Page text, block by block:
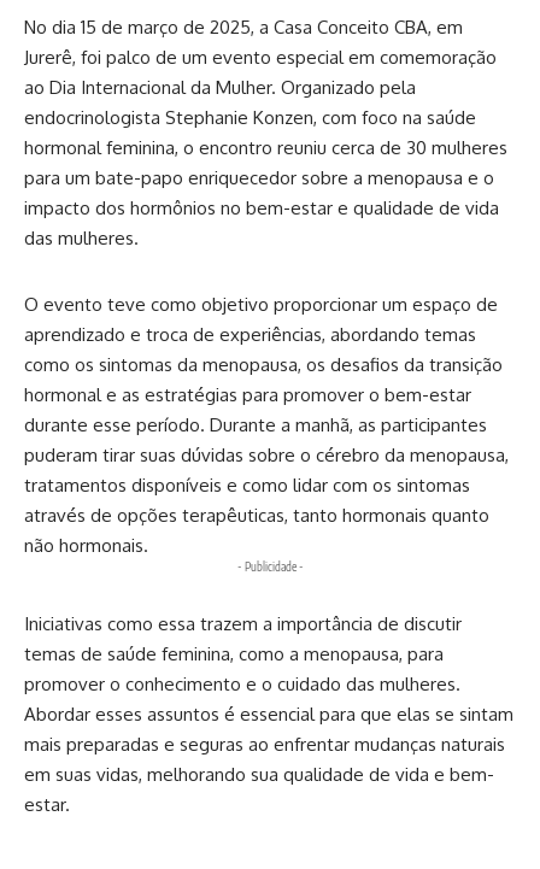
No dia 15 de março de 2025, a Casa Conceito CBA, em
Jurerê, foi palco de um evento especial em comemoração
ao Dia Internacional da Mulher. Organizado pela
endocrinologista Stephanie Konzen, com foco na saúde
hormonal feminina, o encontro reuniu cerca de 30 mulheres
para um bate-papo enriquecedor sobre a menopausa e o
impacto dos hormônios no bem-estar e qualidade de vida
das mulheres.
O evento teve como objetivo proporcionar um espaço de
aprendizado e troca de experiências, abordando temas
como os sintomas da menopausa, os desafios da transição
hormonal e as estratégias para promover o bem-estar
durante esse período. Durante a manhã, as participantes
puderam tirar suas dúvidas sobre o cérebro da menopausa,
tratamentos disponíveis e como lidar com os sintomas
através de opções terapêuticas, tanto hormonais quanto
não hormonais.
- Publicidade -
Iniciativas como essa trazem a importância de discutir
temas de saúde feminina, como a menopausa, para
promover o conhecimento e o cuidado das mulheres.
Abordar esses assuntos é essencial para que elas se sintam
mais preparadas e seguras ao enfrentar mudanças naturais
em suas vidas, melhorando sua qualidade de vida e bem-
estar.